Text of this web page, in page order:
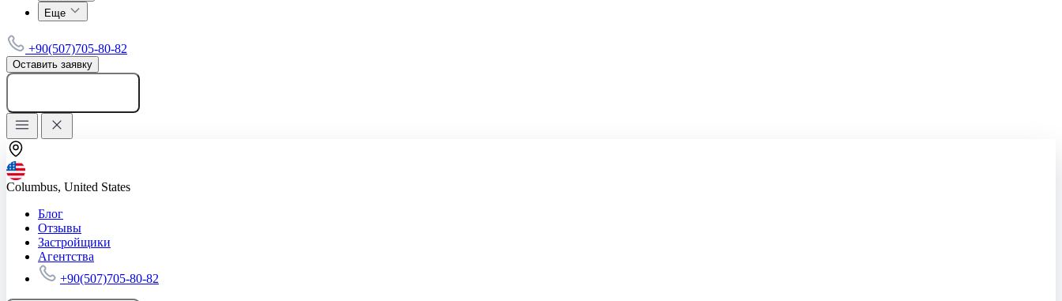
Еще
+90(507)705-80-82
Оставить заявку
Columbus, United States
Блог
Отзывы
Застройщики
Агентства
+90(507)705-80-82